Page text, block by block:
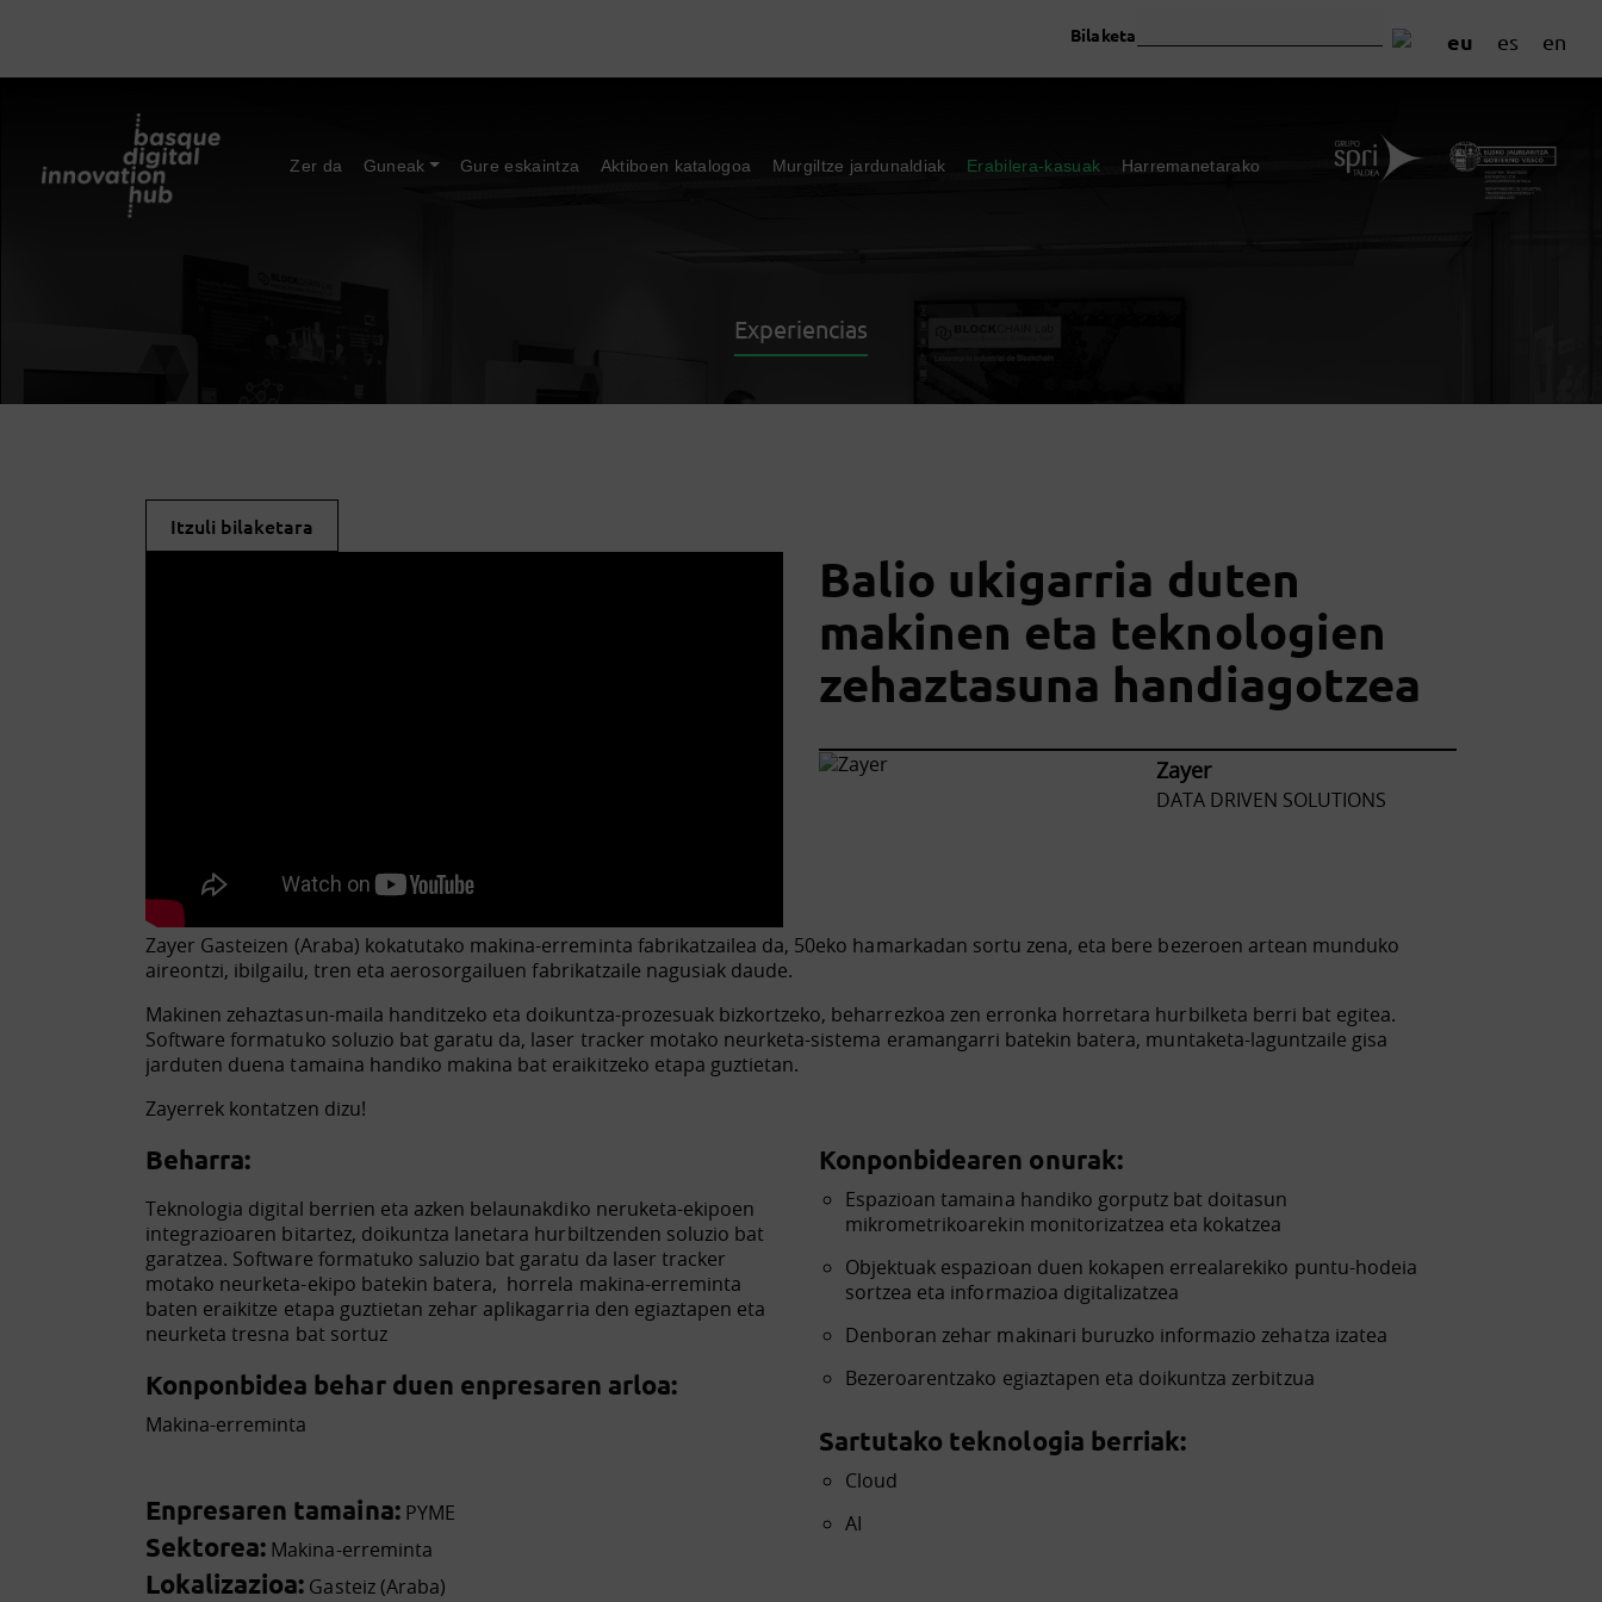
eu es en
Bilaketa
Zer da Guneak Gure eskaintza Aktiboen katalogoa Murgiltze jardunaldiak Erabilera-kasuak Harremanetarako
Experiencias
Itzuli bilaketara
Balio ukigarria duten
makinen eta teknologien
zehaztasuna handiagotzea
Zayer
DATA DRIVEN SOLUTIONS
Zayer Gasteizen (Araba) kokatutako makina-erreminta fabrikatzailea da, 50eko hamarkadan sortu zena, eta bere bezeroen artean munduko
aireontzi, ibilgailu, tren eta aerosorgailuen fabrikatzaile nagusiak daude.
Makinen zehaztasun-maila handitzeko eta doikuntza-prozesuak bizkortzeko, beharrezkoa zen erronka horretara hurbilketa berri bat egitea.
Software formatuko soluzio bat garatu da, laser tracker motako neurketa-sistema eramangarri batekin batera, muntaketa-laguntzaile gisa
jarduten duena tamaina handiko makina bat eraikitzeko etapa guztietan.
Zayerrek kontatzen dizu!
Beharra:
Teknologia digital berrien eta azken belaunakdiko neruketa-ekipoen
integrazioaren bitartez, doikuntza lanetara hurbiltzenden soluzio bat
garatzea. Software formatuko saluzio bat garatu da laser tracker
motako neurketa-ekipo batekin batera, horrela makina-erreminta
baten eraikitze etapa guztietan zehar aplikagarria den egiaztapen eta
neurketa tresna bat sortuz
Konponbidea behar duen enpresaren arloa:
Makina-erreminta
Enpresaren tamaina:PYME
Sektorea: Makina-erreminta
Lokalizazioa: Gasteiz (Araba)
Konponbidearen onurak:
Espazioan tamaina handiko gorputz bat doitasun
mikrometrikoarekin monitorizatzea eta kokatzea
Objektuak espazioan duen kokapen errealarekiko puntu-hodeia
sortzea eta informazioa digitalizatzea
Denboran zehar makinari buruzko informazio zehatza izatea
Bezeroarentzako egiaztapen eta doikuntza zerbitzua
Sartutako teknologia berriak:
Cloud
AI